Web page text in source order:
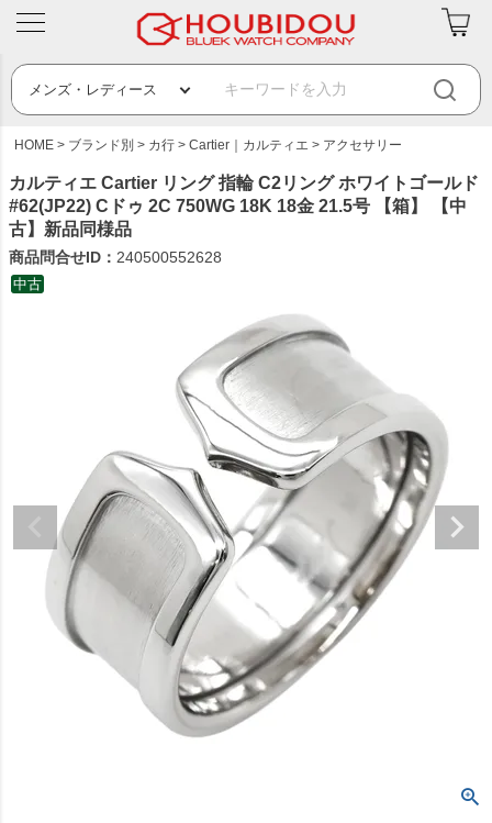
HOME ブランド別 カ行 Cartier｜カルティエ アクセサリー
カルティエ Cartier リング 指輪 C2リング ホワイトゴールド
#62(JP22) Cドゥ 2C 750WG 18K 18金 21.5号 【箱】 【中
古】新品同様品
商品問合せID： 240500552628
中古